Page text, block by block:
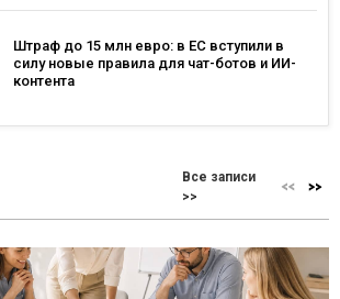
Штраф до 15 млн евро: в ЕС вступили в
силу новые правила для чат-ботов и ИИ-
контента
Все записи
>>